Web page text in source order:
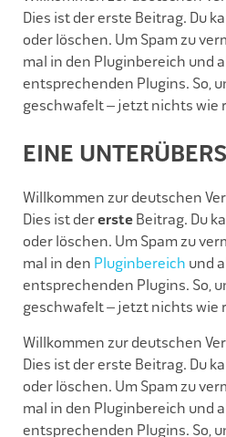
Dies ist der erste Beitrag. Du
oder löschen. Um Spam zu
mal in den Pluginbereich und
entsprechenden Plugins. So,
geschwafelt – jetzt nichts wie
EINE
Willkommen zur deutschen
Dies ist dererste Beitrag. Du
oder löschen. Um Spam zu
mal in den Pluginbereich und
entsprechenden Plugins. So,
geschwafelt – jetzt nichts wie
Willkommen zur deutschen
Dies ist der erste Beitrag. Du
oder löschen. Um Spam zu
mal in den Pluginbereich und
entsprechenden Plugins. So,